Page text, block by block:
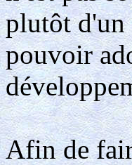
plutôt d'un
pouvoir
Afin de